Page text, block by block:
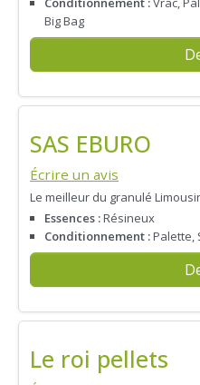
Big Bag
SAS EBURO
Écrire un avis
Le meilleur du granulé
Essences :Résineux
Conditionnement :Palette,
Le roi pellets